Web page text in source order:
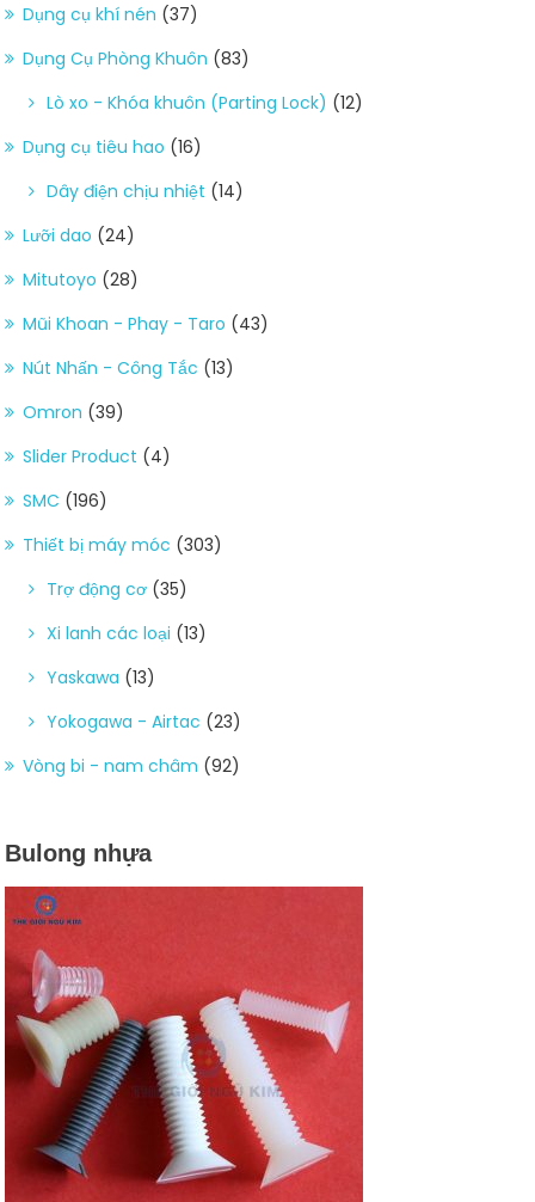
Dụng cụ khí nén (37)
Dụng Cụ Phòng Khuôn (83)
Lò xo - Khóa khuôn (Parting Lock) (12)
Dụng cụ tiêu hao (16)
Dây điện chịu nhiệt (14)
Lưỡi dao (24)
Mitutoyo (28)
Mũi Khoan - Phay - Taro (43)
Nút Nhấn - Công Tắc (13)
Omron (39)
Slider Product (4)
SMC (196)
Thiết bị máy móc (303)
Trợ động cơ (35)
Xi lanh các loại (13)
Yaskawa (13)
Yokogawa - Airtac (23)
Vòng bi - nam châm (92)
Bulong nhựa